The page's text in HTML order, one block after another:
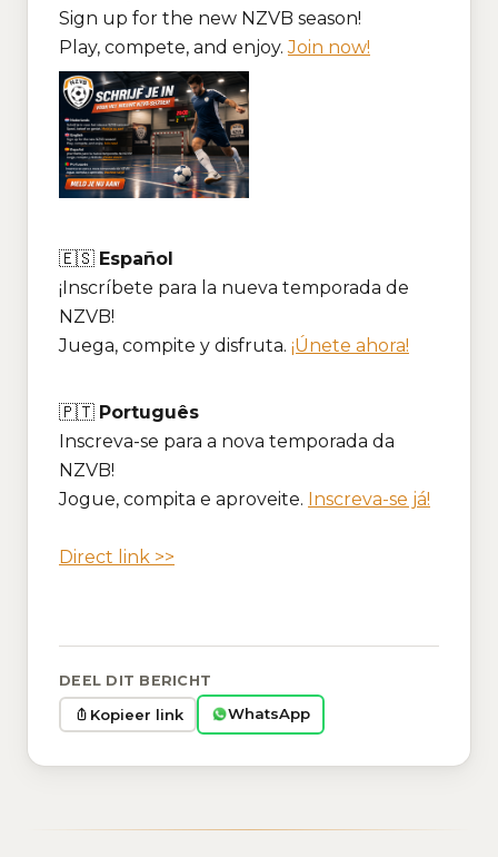
Sign up for the new NZVB season!
Play, compete, and enjoy.Join now!
🇪🇸 Español
¡Inscríbete para la nueva temporada de
NZVB!
Juega, compite y disfruta. ¡Únete ahora!
🇵🇹 Português
Inscreva-se para a nova temporada da
NZVB!
Jogue, compita e aproveite. Inscreva-se já!
Direct link >>
DEEL DIT BERICHT
Kopieer link WhatsApp